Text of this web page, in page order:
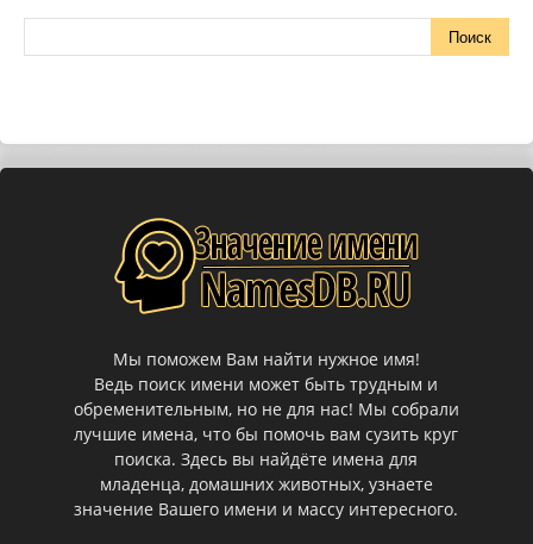
Мы поможем Вам найти нужное имя!
Ведь поиск имени может быть трудным и
обременительным, но не для нас! Мы собрали
лучшие имена, что бы помочь вам сузить круг
поиска. Здесь вы найдёте имена для
младенца, домашних животных, узнаете
значение Вашего имени и массу интересного.